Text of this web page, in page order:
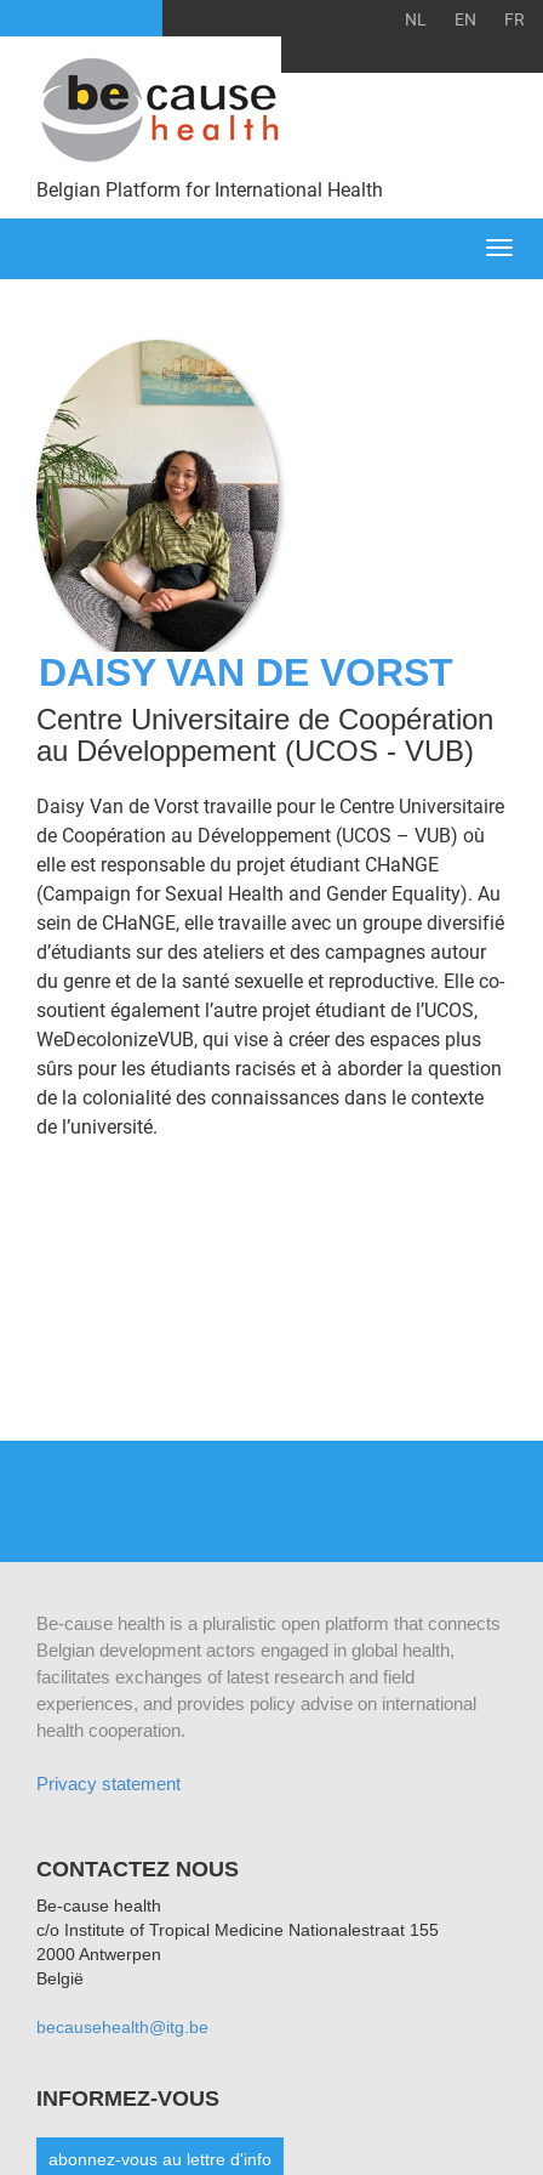
NL EN FR
Belgian Platform for International Health
DAISY VAN DE VORST
Centre Universitaire de Coopération
au Développement (UCOS - VUB)
Daisy Van de Vorst travaille pour le Centre Universitaire
de Coopération au Développement (UCOS – VUB) où
elle est responsable du projet étudiant CHaNGE
(Campaign for Sexual Health and Gender Equality). Au
sein de CHaNGE, elle travaille avec un groupe diversifié
d’étudiants sur des ateliers et des campagnes autour
du genre et de la santé sexuelle et reproductive. Elle co-
soutient également l’autre projet étudiant de l’UCOS,
WeDecolonizeVUB, qui vise à créer des espaces plus
sûrs pour les étudiants racisés et à aborder la question
de la colonialité des connaissances dans le contexte
de l’université.
Be-cause health is a pluralistic open platform that connects
Belgian development actors engaged in global health,
facilitates exchanges of latest research and field
experiences, and provides policy advise on international
health cooperation.
Privacy statement
CONTACTEZ NOUS
Be-cause health
c/o Institute of Tropical Medicine Nationalestraat 155
2000 Antwerpen
België
becausehealth@itg.be
INFORMEZ-VOUS
abonnez-vous au lettre d'info